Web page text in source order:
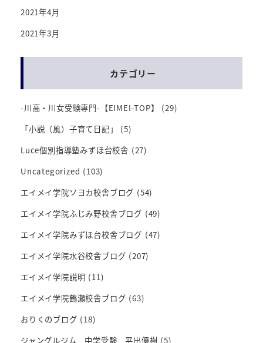
2021年4月
2021年3月
カテゴリー
-川高・川女受験専門-【EIMEI-TOP】
(29)
「小説（風）子育て日記」
(5)
Luce個別指導塾みずほ台校舎 (27)
Uncategorized (103)
エイメイ学院ソヨカ校舎ブログ (54)
エイメイ学院ふじみ野校舎ブログ (49)
エイメイ学院みずほ台校舎ブログ (47)
エイメイ学院水谷校舎ブログ (207)
エイメイ学院説明 (11)
エイメイ学院鶴瀬校舎ブログ (63)
おりくのブログ (18)
ジャングルジム 中学受験 平出優樹 (5)